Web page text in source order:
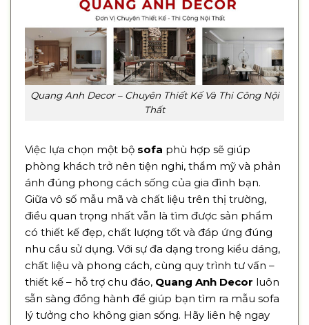
Quang Anh Decor – Chuyên Thiết Kế Và Thi Công Nội
Thất
Việc lựa chọn một bộ sofa phù hợp sẽ giúp
phòng khách trở nên tiện nghi, thẩm mỹ và phản
ánh đúng phong cách sống của gia đình bạn.
Giữa vô số mẫu mã và chất liệu trên thị trường,
điều quan trọng nhất vẫn là tìm được sản phẩm
có thiết kế đẹp, chất lượng tốt và đáp ứng đúng
nhu cầu sử dụng. Với sự đa dạng trong kiểu dáng,
chất liệu và phong cách, cùng quy trình tư vấn –
thiết kế – hỗ trợ chu đáo, Quang Anh Decor luôn
sẵn sàng đồng hành để giúp bạn tìm ra mẫu sofa
lý tưởng cho không gian sống. Hãy liên hệ ngay